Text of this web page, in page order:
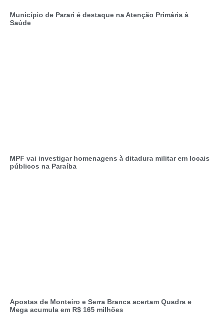
Município de Parari é destaque na Atenção Primária à
Saúde
MPF vai investigar homenagens à ditadura militar em locais
públicos na Paraíba
Apostas de Monteiro e Serra Branca acertam Quadra e
Mega acumula em R$ 165 milhões